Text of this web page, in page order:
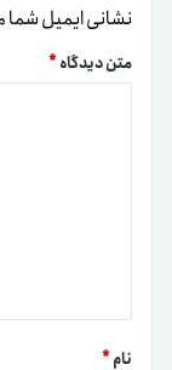
نشانی ایمیل
متن دیدگاه*
نام*